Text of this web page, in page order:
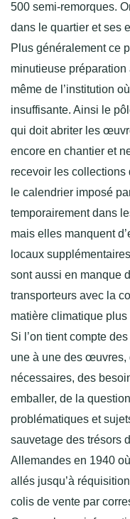
500 semi-remorques.
dans le quartier et ses
Plus généralement ce
minutieuse préparation
même de l’institution
insuffisante. Ainsi le
qui doit abriter les
encore en chantier et
recevoir les collections
le calendrier imposé
temporairement dans
mais elles manquent
locaux
sont aussi en manque
transporteurs avec la
matière climatique
Si l’on tient compte
une à une des œuvres,
nécessaires, des
emballer, de la
problématiques et
sauvetage des trésors
Allemandes en 1940
allés jusqu’à
colis de vente par